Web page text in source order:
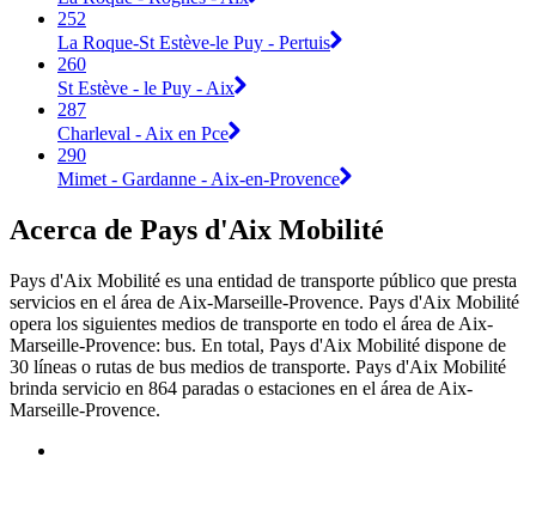
252
La Roque-St Estève-le Puy - Pertuis
260
St Estève - le Puy - Aix
287
Charleval - Aix en Pce
290
Mimet - Gardanne - Aix-en-Provence
Acerca de Pays d'Aix Mobilité
Pays d'Aix Mobilité es una entidad de transporte público que presta
servicios en el área de Aix-Marseille-Provence. Pays d'Aix Mobilité
opera los siguientes medios de transporte en todo el área de Aix-
Marseille-Provence: bus. En total, Pays d'Aix Mobilité dispone de
30 líneas o rutas de bus medios de transporte. Pays d'Aix Mobilité
brinda servicio en 864 paradas o estaciones en el área de Aix-
Marseille-Provence.